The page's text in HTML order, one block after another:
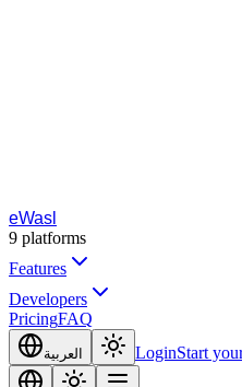
eWasl
9 platforms
Features
Developers
PricingFAQ
العربية LoginStart